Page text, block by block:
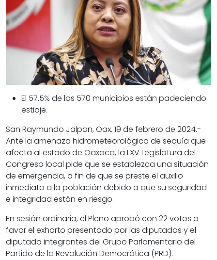
El 57.5% de los 570 municipios están padeciendo
estiaje.
San Raymundo Jalpan, Oax. 19 de febrero de 2024.-
Ante la amenaza hidrometeorológica de sequía que
afecta al estado de Oaxaca, la LXV Legislatura del
Congreso local pide que se establezca una situación
de emergencia, a fin de que se preste el auxilio
inmediato a la población debido a que su seguridad
e integridad están en riesgo.
En sesión ordinaria, el Pleno aprobó con 22 votos a
favor el exhorto presentado por las diputadas y el
diputado integrantes del Grupo Parlamentario del
Partido de la Revolución Democrática (PRD).